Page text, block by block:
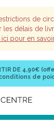
de
les délais de
pour en
DE 4,90€
de